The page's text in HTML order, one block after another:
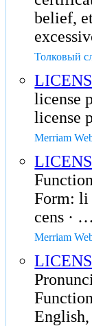
belief,
Толковый
license
license
Merriam
Form: li
cens · …
Merriam